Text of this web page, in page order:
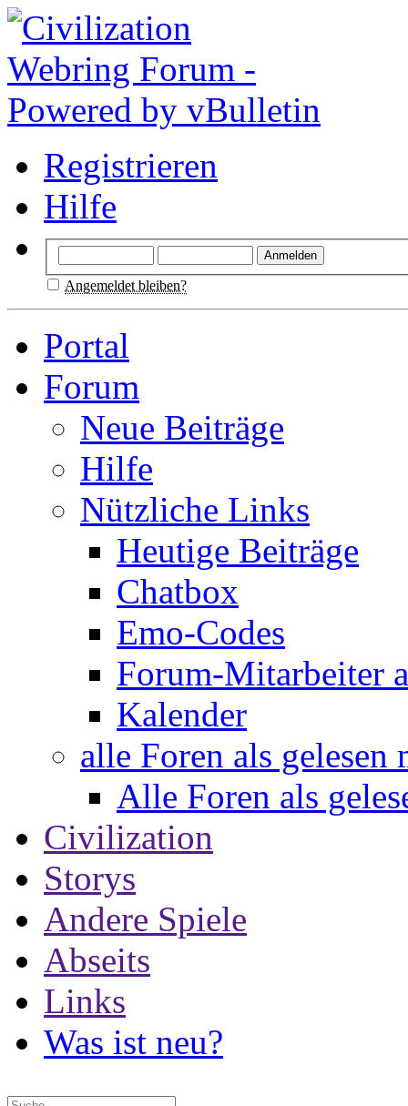
Registrieren
Hilfe
Angemeldet bleiben?
Portal
Forum
Neue Beiträge
Hilfe
Nützliche Links
Heutige Beiträge
Chatbox
Emo-Codes
Forum-Mitarbeiter
Kalender
alle Foren als gelesen
Alle Foren als
Civilization
Storys
Andere Spiele
Abseits
Links
Was ist neu?